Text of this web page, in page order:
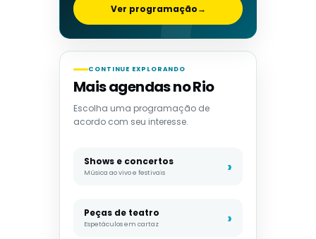
Ver programação→
CONTINUE EXPLORANDO
Mais agendas no Rio
Escolha uma programação de
acordo com seu interesse.
Shows e concertos
Música ao vivo e festivais
Peças de teatro
Espetáculos em cartaz